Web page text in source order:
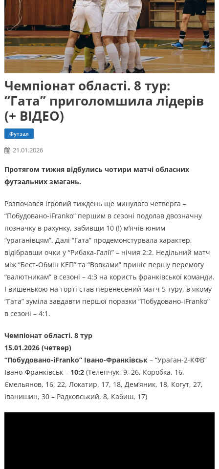
Чемпіонат області. 8 тур:
“Гата” приголомшила лідерів
(+ ВІДЕО)
Футзал
21.01.2026
Протягом тижня відбулись чотири матчі обласних
футзальних змагань.
Розпочався ігровий тиждень ще минулого четверга –
“Побудовано-iFranko” першим в сезоні подолав двозначну
позначку в рахунку, забивщи 10 (!) м’ячів юним
“ураганівцям”. Далі “Гата” продемонстурвала характер,
відібравши очки у “Рибака-Галії” – нічия 2:2. Недільний матч
між “Бест-Обмін КЕП” та “Вовками” приніс першу перемогу
“валютникам” в сезоні – 4:3 на користь франківської команди.
І вишенькою на торті став перенесений матч 5 туру, в якому
“Гата” зуміла завдавти першої поразки “Побудовано-iFranko”
в сезоні – 4:1.
Чемпіонат області. 8 тур
15.01.2026 (четвер)
“Побудовано-iFranko” Івано-Франківськ – “Ураган-2-КФВ”
Івано-Франківськ – 10:2(Телепчук, 9, 26, Коробка, 16,
Ємельянов, 16, 22, Локатир, 17, 18, Дем’яник, 18, Когут, 27,
Іванишин, 30 – Радковський, 8, Кабиш, 17)